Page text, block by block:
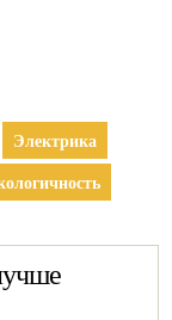
Электрика